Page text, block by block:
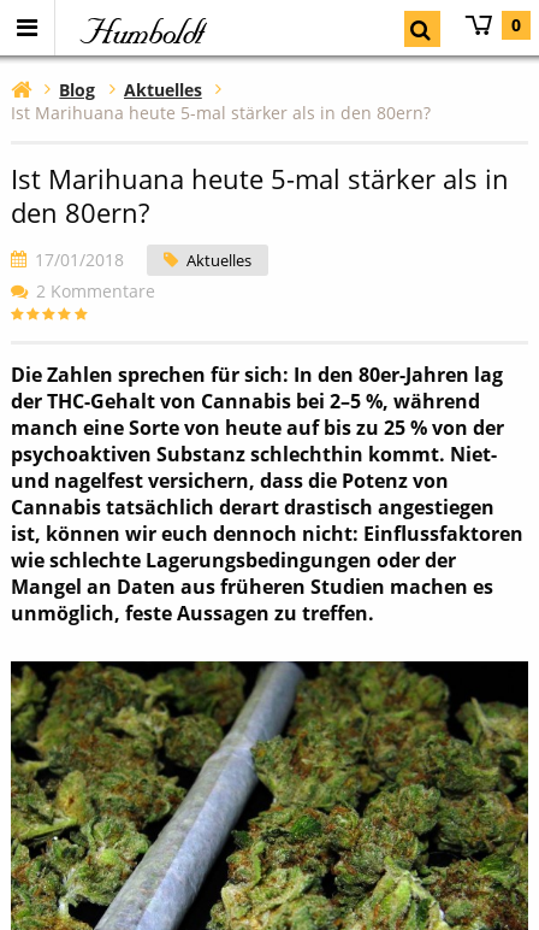
Humboldt 0
Blog
Aktuelles
Ist Marihuana heute 5-mal stärker als in den 80ern?
Ist Marihuana heute 5-mal stärker als in
den 80ern?
17/01/2018 Aktuelles
2 Kommentare
Die Zahlen sprechen für sich: In den 80er-Jahren lag
der THC-Gehalt von Cannabis bei 2–5 %, während
manch eine Sorte von heute auf bis zu 25 % von der
psychoaktiven Substanz schlechthin kommt. Niet-
und nagelfest versichern, dass die Potenz von
Cannabis tatsächlich derart drastisch angestiegen
ist, können wir euch dennoch nicht: Einflussfaktoren
wie schlechte Lagerungsbedingungen oder der
Mangel an Daten aus früheren Studien machen es
unmöglich, feste Aussagen zu treffen.